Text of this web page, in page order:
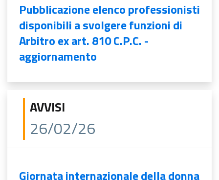
Pubblicazione elenco professionisti
disponibili a svolgere funzioni di
Arbitro ex art. 810 C.P.C. -
aggiornamento
AVVISI
26/02/26
Giornata internazionale della donna